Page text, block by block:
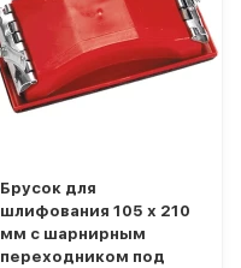
Брусок для
шлифования 105 х 210
мм с шарнирным
переходником под